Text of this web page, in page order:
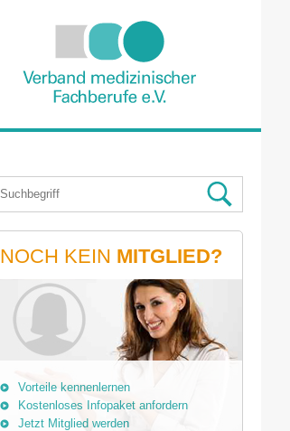
NOCH KEIN MITGLIED?
Vorteile kennenlernen
Kostenloses Infopaket anfordern
Jetzt Mitglied werden